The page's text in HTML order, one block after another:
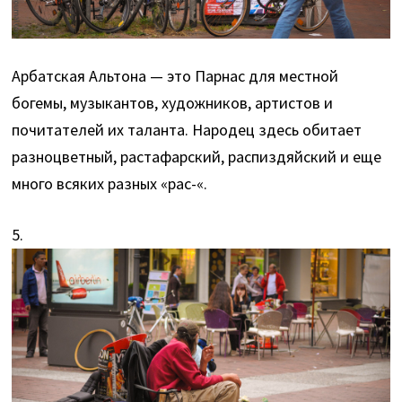
Арбатская Альтона — это Парнас для местной
богемы, музыкантов, художников, артистов и
почитателей их таланта. Народец здесь обитает
разноцветный, растафарский, распиздяйский и еще
много всяких разных «рас-«.
5.